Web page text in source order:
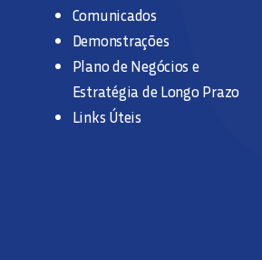
Comunicados
Demonstrações
Plano de Negócios e
Estratégia de Longo Prazo
Links Úteis